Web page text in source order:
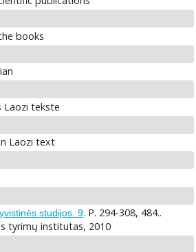
books
Laozi tekste
Laozi text
studijos. 9. P. 294-308, 484..
tyrimų institutas, 2010